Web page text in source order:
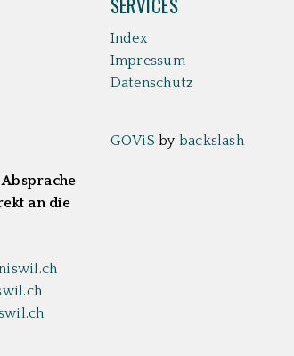
an die
Index
Impressum
Datenschutz
GOViS by backslash